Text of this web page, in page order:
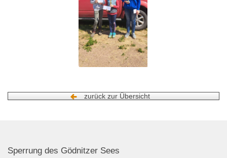
zurück zur Übersicht
Sperrung des Gödnitzer Sees